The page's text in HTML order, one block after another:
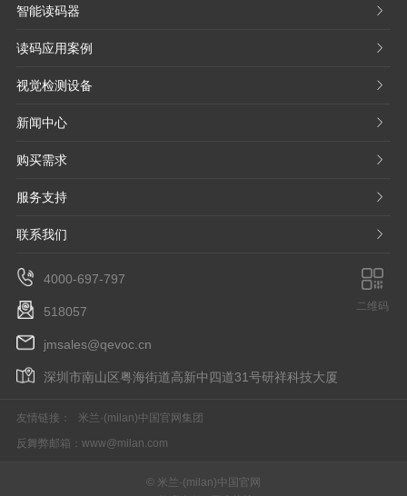
智能读码器 𐃮
读码应用案例 𐃮
视觉检测设备 𐃮
新闻中心 𐃮
购买需求 𐃮
服务支持 𐃮
联系我们 𐃮
4000-697-797
518057
jmsales@qevoc.cn
深圳市南山区粤海街道高新中四道31号研祥科技大厦
二维码
友情链接：
米兰·(milan)中国官网集团
反舞弊邮箱： www@milan.com
© 米兰·(milan)中国官网